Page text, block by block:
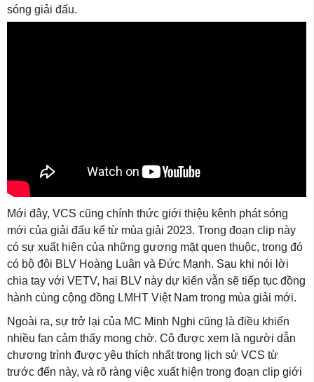
sóng giải đấu.
Mới đây, VCS cũng chính thức giới thiệu kênh phát sóng
mới của giải đấu kể từ mùa giải 2023. Trong đoạn clip này
có sự xuất hiện của những gương mặt quen thuộc, trong đó
có bộ đôi BLV Hoàng Luân và Đức Mạnh. Sau khi nói lời
chia tay với VETV, hai BLV này dự kiến vẫn sẽ tiếp tục đồng
hành cùng cộng đồng LMHT Việt Nam trong mùa giải mới.
Ngoài ra, sự trở lại của MC Minh Nghi cũng là điều khiến
nhiều fan cảm thấy mong chờ. Cô được xem là người dẫn
chương trình được yêu thích nhất trong lịch sử VCS từ
trước đến này, và rõ ràng việc xuất hiện trong đoạn clip giới